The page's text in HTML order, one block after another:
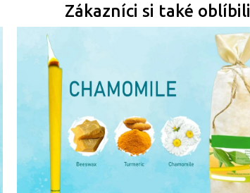
Zákazníci si také oblíbili